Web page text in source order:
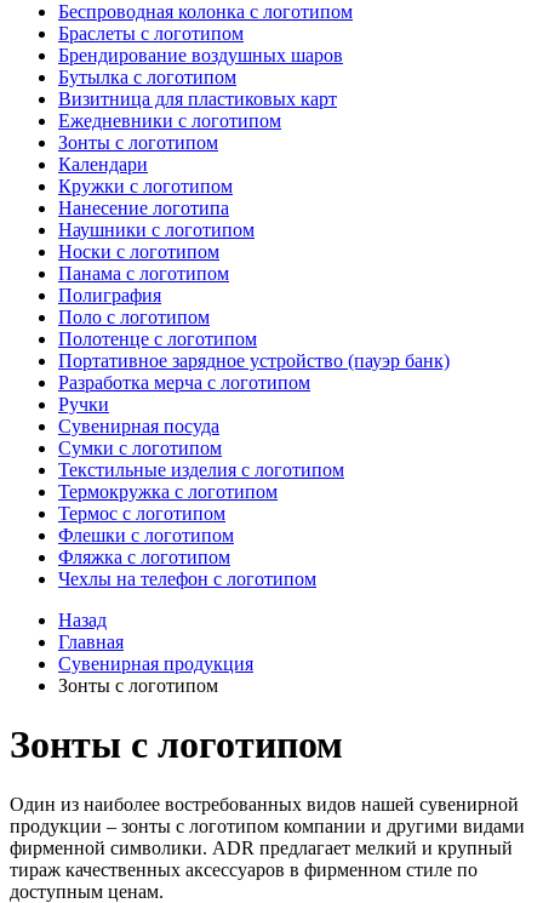
Беспроводная колонка с логотипом
Браслеты с логотипом
Брендирование воздушных шаров
Бутылка с логотипом
Визитница для пластиковых карт
Ежедневники с логотипом
Зонты с логотипом
Календари
Кружки с логотипом
Нанесение логотипа
Наушники с логотипом
Носки с логотипом
Панама с логотипом
Полиграфия
Поло с логотипом
Полотенце с логотипом
Портативное зарядное устройство (пауэр банк)
Разработка мерча с логотипом
Ручки
Сувенирная посуда
Сумки с логотипом
Текстильные изделия с логотипом
Термокружка с логотипом
Термос с логотипом
Флешки с логотипом
Фляжка с логотипом
Чехлы на телефон с логотипом
Назад
Главная
Сувенирная продукция
Зонты с логотипом
Зонты с логотипом
Один из наиболее востребованных видов нашей сувенирной
продукции – зонты с логотипом компании и другими видами
фирменной символики. ADR предлагает мелкий и крупный
тираж качественных аксессуаров в фирменном стиле по
доступным ценам.